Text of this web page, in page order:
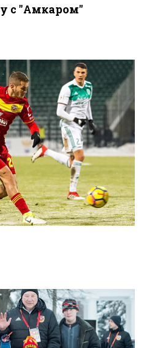
с "Амкаром"